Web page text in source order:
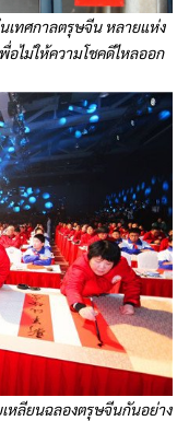
เทศกาลตรุษจีน หลายแห่ง
ไม่ให้ความโชคดีไหลออก
หลียนฉลองตรุษจีนกันอย่าง